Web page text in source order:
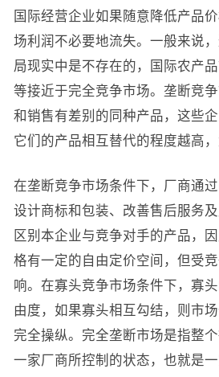
国际经营企业如果随意降低产品
场利润不必要地流失。一般来说
局现实中是不存在的，国际农产
等接近于完全竞争市场。垄断竞
和销售有差别的同种产品，这些企
它们的产品相互替代的程度越高，
在垄断竞争市场条件下，厂商通
设计商标和包装、改善售后服务
区别本企业与竞争对手的产品，
格有一定的自由定价空间，但受
响。在寡头竞争市场条件下，寡
由度，如果寡头相互勾结，则市
完全操纵。完全垄断市场是指整
一家厂商所控制的状态，也就是